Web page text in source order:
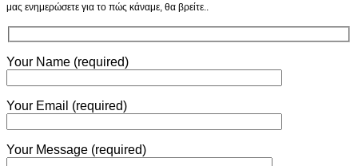
μας ενημερώσετε για το πώς κάναμε, θα βρείτε..
Your Name (required)
Your Email (required)
Your Message (required)